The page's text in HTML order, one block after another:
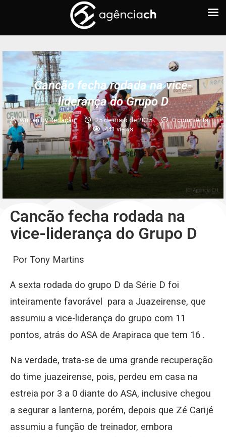
Cancão fecha rodada na vice-
liderança do Grupo D
written byRedação 25 de maio de 2025
0 comments
441views
Cancão fecha rodada na
vice-liderança do Grupo D
Por Tony Martins
A sexta rodada do grupo D da Série D foi
inteiramente favorável para a Juazeirense, que
assumiu a vice-liderança do grupo com 11
pontos, atrás do ASA de Arapiraca que tem 16 .
Na verdade, trata-se de uma grande recuperação
do time juazeirense, pois, perdeu em casa na
estreia por 3 a 0 diante do ASA, inclusive chegou
a segurar a lanterna, porém, depois que Zé Carijé
assumiu a função de treinador, embora